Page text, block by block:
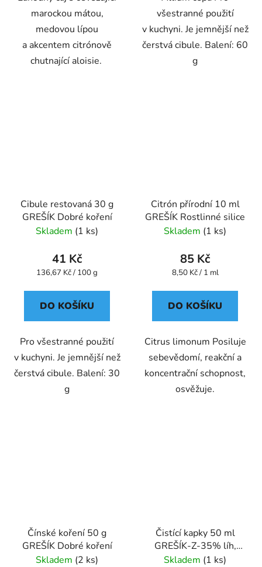
marockou mátou,
medovou lípou
a akcentem citrónově
chutnající aloisie.
všestranné použití
v kuchyni. Je jemnější než
čerstvá cibule. Balení: 60
g
Cibule restovaná 30 g
GREŠÍK Dobré koření
Skladem (1 ks)
41 Kč
Měrná
136,67 Kč / 100 g
DO KOŠÍKU
Pro všestranné použití
v kuchyni. Je jemnější než
čerstvá cibule. Balení: 30
g
Citrón přírodní 10 ml
GREŠÍK Rostlinné silice
Skladem (1 ks)
85 Kč
Měrná
8,50 Kč / 1 ml
DO KOŠÍKU
Citrus limonum Posiluje
sebevědomí, reakční a
koncentrační schopnost,
osvěžuje.
Čínské koření 50 g
GREŠÍK Dobré koření
Skladem (2 ks)
Čistící kapky 50 ml
GREŠÍK-Z-35% líh,
Devatero bylin kapky
Skladem (1 ks)